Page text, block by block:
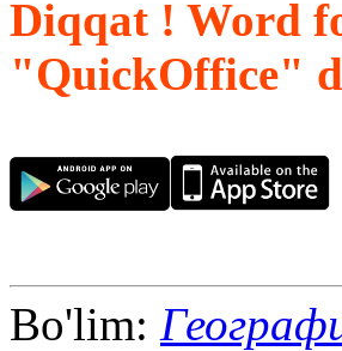
Diqqat ! Word
"QuickOffice"
Bo'lim: